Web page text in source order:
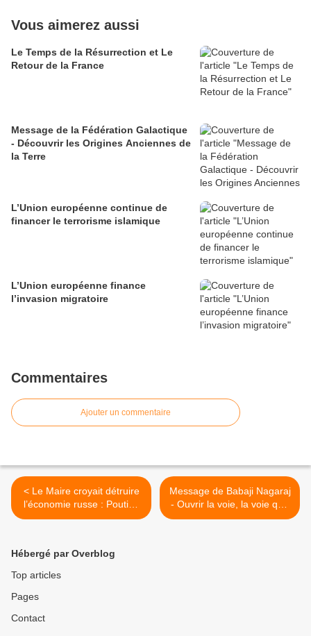
Vous aimerez aussi
Le Temps de la Résurrection et Le
Retour de la France
Message de la Fédération Galactique
- Découvrir les Origines Anciennes de
la Terre
L’Union européenne continue de
financer le terrorisme islamique
L’Union européenne finance
l’invasion migratoire
Commentaires
Ajouter un commentaire
< Le Maire croyait détruire
l’économie russe : Poutine
lui coupe le gaz
Message de Babaji Nagaraj
- Ouvrir la voie, la voie que
d’autres suivront >
Hébergé par Overblog
Top articles
Pages
Contact